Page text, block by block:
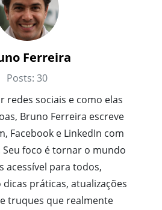
Ferreira
Posts: 30
redes sociais e como elas
Bruno Ferreira escreve
Facebook e LinkedIn com
Seu foco é tornar o mundo
acessível para todos,
práticas, atualizações
truques que realmente